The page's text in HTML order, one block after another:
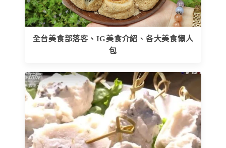
全台美食部落客、IG美食介紹、各大美食懶人
包